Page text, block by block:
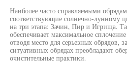
Наиболее часто справляемыми
соответствующие солнечно-лунному
на три этапа: Зачин, Пир и Игрища.
обеспечивает максимальное
отводя место для серьезных обрядов,
ситуативных обрядах преобладают
очистительные практики.